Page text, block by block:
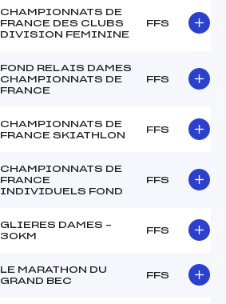
CHAMPIONNATS DE
FRANCE DES CLUBS
DIVISION FEMININE
FFS
FOND RELAIS DAMES
CHAMPIONNATS DE
FRANCE
FFS
CHAMPIONNATS DE
FRANCE SKIATHLON
FFS
CHAMPIONNATS DE
FRANCE
INDIVIDUELS FOND
FFS
GLIERES DAMES –
30KM
FFS
LE MARATHON DU
GRAND BEC
FFS